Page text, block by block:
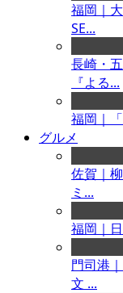
福岡｜
SE...
長崎・
『よる...
福岡｜
グルメ
佐賀｜
ミ...
福岡｜
門司港
文 ...